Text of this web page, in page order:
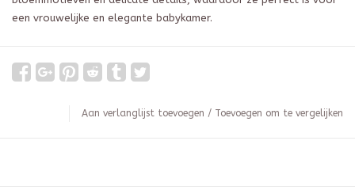
een vrouwelijke en elegante babykamer.
Aan verlanglijst toevoegen / Toevoegen om te vergelijken